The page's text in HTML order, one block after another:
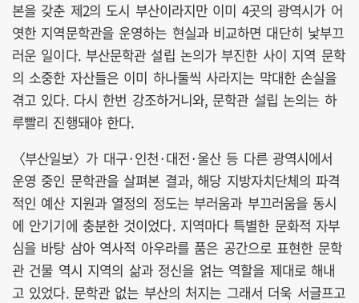
본을 갖춘 제2의 도시 부산이라지만 이미 4곳의 광역시가 어
엿한 지역문학관을 운영하는 현실과 비교하면 대단히 낯부끄
러운 일이다. 부산문학관 설립 논의가 부진한 사이 지역 문학
의 소중한 자산들은 이미 하나둘씩 사라지는 막대한 손실을
겪고 있다. 다시 한번 강조하거니와, 문학관 설립 논의는 하
루빨리 진행돼야 한다.
〈부산일보〉가 대구·인천·대전·울산 등 다른 광역시에서
운영 중인 문학관을 살펴본 결과, 해당 지방자치단체의 파격
적인 예산 지원과 열정의 정도는 부러움과 부끄러움을 동시
에 안기기에 충분한 것이었다. 지역마다 특별한 문화적 자부
심을 바탕 삼아 역사적 아우라를 품은 공간으로 표현한 문학
관 건물 역시 지역의 삶과 정신을 얽는 역할을 제대로 해내
고 있었다. 문학관 없는 부산의 처지는 그래서 더욱 서글프고